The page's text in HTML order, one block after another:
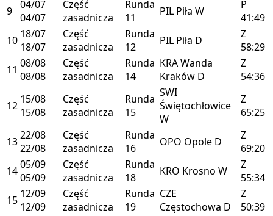
9 04/07
04/07
Część
zasadnicza
Runda
11
PIL Piła W
P
41:49
10 18/07
18/07
Część
zasadnicza
Runda
12
PIL Piła D
Z
58:29
11 08/08
08/08
Część
zasadnicza
Runda
14
KRAWanda
Kraków D
Z
54:36
12 15/08
15/08
Część
zasadnicza
Runda
15
SWI
Świętochłowice
W
Z
65:25
1322/08
22/08
Część
zasadnicza
Runda
16
OPO Opole D
Z
69:20
1405/09
05/09
Część
zasadnicza
Runda
18
KRO Krosno W
Z
55:34
15 12/09
12/09
Część
zasadnicza
Runda
19
CZE
Częstochowa D
Z
50:39